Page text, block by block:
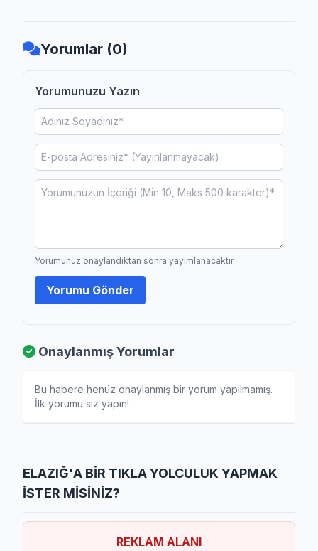
Yorumlar (0)
Yorumunuzu Yazın
Yorumunuz onaylandıktan sonra yayımlanacaktır.
Yorumu Gönder
Onaylanmış Yorumlar
Bu habere henüz onaylanmış bir yorum yapılmamış.
İlk yorumu siz yapın!
ELAZIĞ'A BİR TIKLA YOLCULUK YAPMAK
İSTER MİSİNİZ?
REKLAM ALANI